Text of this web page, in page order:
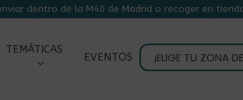
dentro de la M40 de Madrid o recoger en
TEMÁTICAS
EVENTOS ¡ELIGE TU ZONA